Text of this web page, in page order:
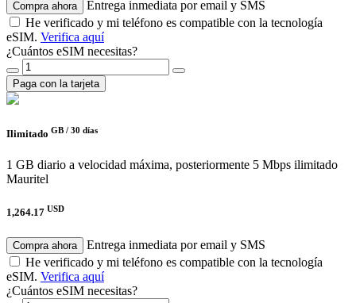
Compra ahora
Entrega inmediata por email y SMS
He verificado y mi teléfono es compatible con la tecnología
eSIM. Verifica aquí
¿Cuántos eSIM necesitas?
Paga con la tarjeta
Ilimitado GB / 30 días
1 GB diario a velocidad máxima, posteriormente 5 Mbps ilimitado
Mauritel
1,264.17 USD
Compra ahora
Entrega inmediata por email y SMS
He verificado y mi teléfono es compatible con la tecnología
eSIM. Verifica aquí
¿Cuántos eSIM necesitas?